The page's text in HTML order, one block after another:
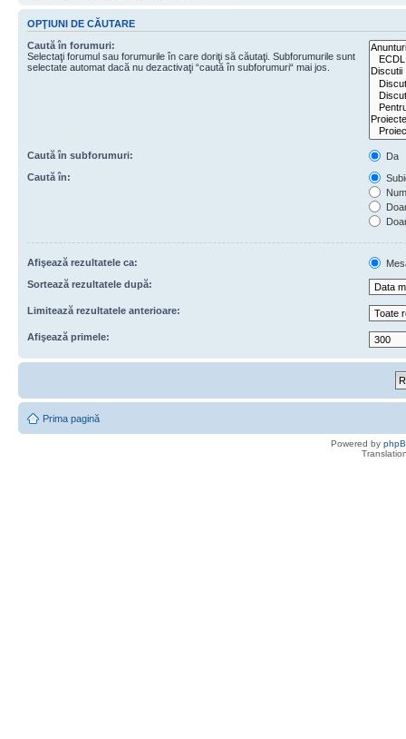
OPŢIUNI DE CĂUTARE
Caută în forumuri:
Selectaţi forumul sau forumurile în care doriţi să căutaţi. Subforumurile sunt
selectate automat dacă nu dezactivaţi “caută în subforumuri“ mai jos.
Caută în subforumuri:
Da
Caută în:
Afişează rezultatele ca:
Sortează rezultatele după:
Limitează rezultatele anterioare:
Afişează primele:
Prima pagină
Powered by